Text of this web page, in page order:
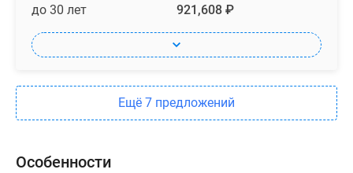
до 30 лет 921,608 ₽
Ещё 7 предложений
Особенности